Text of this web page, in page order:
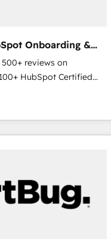
Onboarding &
reviews on
HubSpot Certified
team ★ 1,500+
continents ★ AI-First,
★ Company of
from week one, in
around your business,